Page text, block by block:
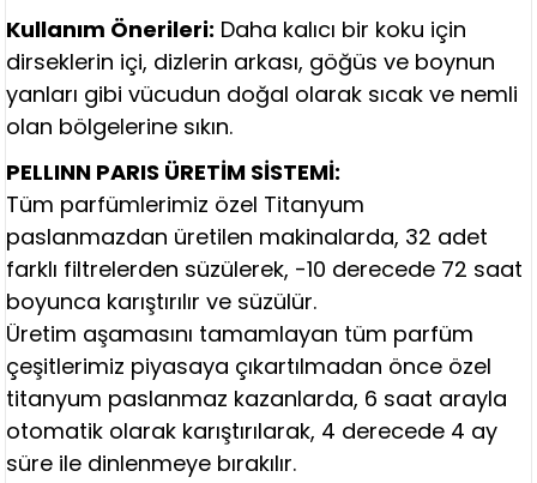
Kullanım Önerileri: Daha kalıcı bir koku için
dirseklerin içi, dizlerin arkası, göğüs ve boynun
yanları gibi vücudun doğal olarak sıcak ve nemli
olan bölgelerine sıkın.
PELLINN PARIS ÜRETİM SİSTEMİ:
Tüm parfümlerimiz özel Titanyum
paslanmazdan üretilen makinalarda, 32 adet
farklı filtrelerden süzülerek, -10 derecede 72 saat
boyunca karıştırılır ve süzülür.
Üretim aşamasını tamamlayan tüm parfüm
çeşitlerimiz piyasaya çıkartılmadan önce özel
titanyum paslanmaz kazanlarda, 6 saat arayla
otomatik olarak karıştırılarak, 4 derecede 4 ay
süre ile dinlenmeye bırakılır.